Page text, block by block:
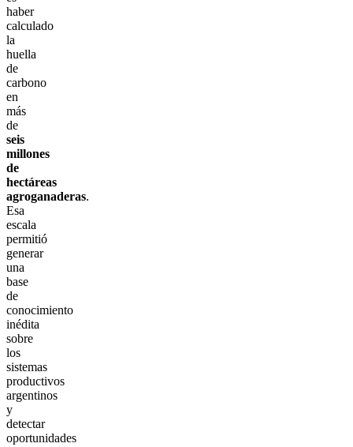
haber
calculado
la
huella
de
carbono
en
más
de
seis
millones
de
hectáreas
agroganaderas.
Esa
escala
permitió
generar
una
base
de
conocimiento
inédita
sobre
los
sistemas
productivos
argentinos
y
detectar
oportunidades